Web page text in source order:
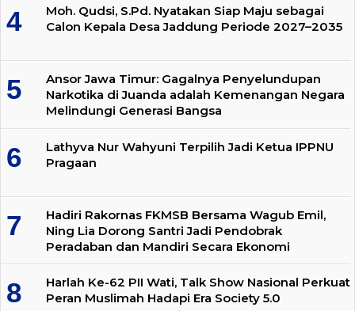
Moh. Qudsi, S.Pd. Nyatakan Siap Maju sebagai
Calon Kepala Desa Jaddung Periode 2027–2035
Ansor Jawa Timur: Gagalnya Penyelundupan
Narkotika di Juanda adalah Kemenangan Negara
Melindungi Generasi Bangsa
Lathyva Nur Wahyuni Terpilih Jadi Ketua IPPNU
Pragaan
Hadiri Rakornas FKMSB Bersama Wagub Emil,
Ning Lia Dorong Santri Jadi Pendobrak
Peradaban dan Mandiri Secara Ekonomi
Harlah Ke-62 PII Wati, Talk Show Nasional Perkuat
Peran Muslimah Hadapi Era Society 5.0